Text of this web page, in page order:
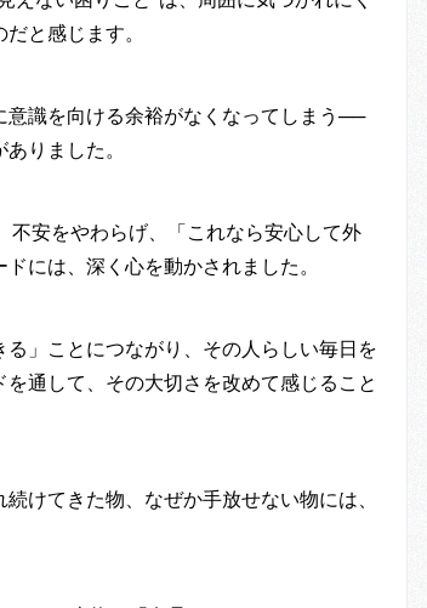
と感じます。
識を向ける余裕がなくなってしまう──
りました。
不安をやわらげ、「これなら安心して外
には、深く心を動かされました。
」ことにつながり、その人らしい毎日を
通して、その大切さを改めて感じること
けてきた物、なぜか手放せない物には、